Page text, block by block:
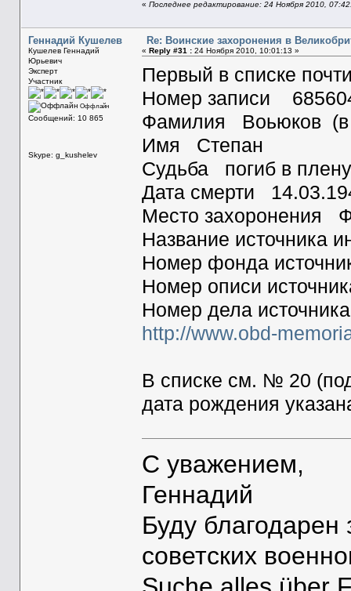
« Последнее редактирование: 24 Ноября 2010,
Геннадий Кушелев
Кушелев Геннадий
Юрьевич
Эксперт
Участник
Оффлайн
Сообщений: 10 865
Skype: g_kushelev
Re: Воинские захоронения в
« Reply #31 :24 Ноября 2010, 10:01:13 »
Первый в списке
Номер записи
Фамилия Воьюков (в
Имя Степан
Судьба погиб в плену
Дата смерти
Место захоронения
Название
Номер фонда
Номер описи
Номер дела
http://www.obd-
В списке см. № 20
дата рождения
С уважением,
Геннадий
Буду
советских